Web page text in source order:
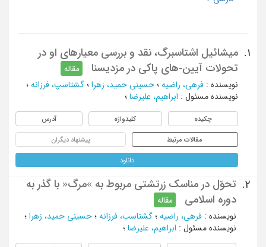
1.
میشائیل اشتاسبرگ، نقد و بررسی معیارهای او در
تحولات آیین-های پاکی در مزدیسنا
مقاله
نویسنده : فرهی، راضیه ؛ حسینی حمید، زهرا ؛ گشتاسپ، فرزانه ؛
نویسنده مسئول : ابراهیم، علیرضا ؛
چکیده کلیدواژه آدرس
مقالات مرتبط پیشنهاد دیگران
دانلود
2.
تحوّل در مناسک‌ زرتشتی‌ مربوط به »مرگ« با گذر به‌
دوره اسلامی‌
مقاله
نویسنده : فرهی، راضیه ؛ گشتاسب، فرزانه ؛ حسینی حمید، زهرا ؛
نویسنده مسئول : ابراهیم، علیرضا ؛